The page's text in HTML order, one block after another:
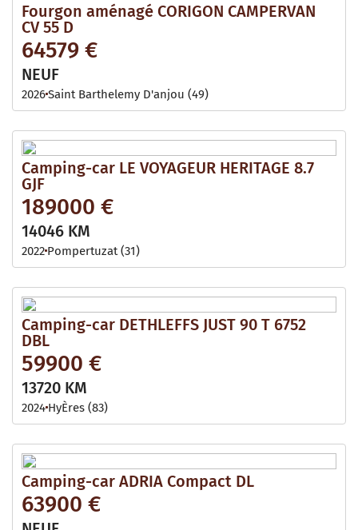
Fourgon aménagé CORIGON CAMPERVAN
CV 55 D
64579 €
NEUF
2026Saint Barthelemy D'anjou (49)
Camping-car LE VOYAGEUR HERITAGE 8.7
GJF
189000 €
14046 KM
2022 Pompertuzat (31)
Camping-car DETHLEFFS JUST 90 T 6752
DBL
59900 €
13720 KM
2024 HyÈres (83)
Camping-car ADRIA Compact DL
63900 €